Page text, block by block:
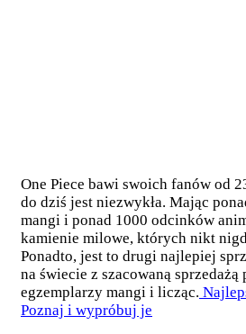
One Piece bawi swoich fanów od
do dziś jest niezwykła. Mając
mangi i ponad 1000 odcinków
kamienie milowe, których nikt
Ponadto, jest to drugi najlepiej
na świecie z szacowaną
egzemplarzy mangi i licząc.
Poznaj i wypróbuj je